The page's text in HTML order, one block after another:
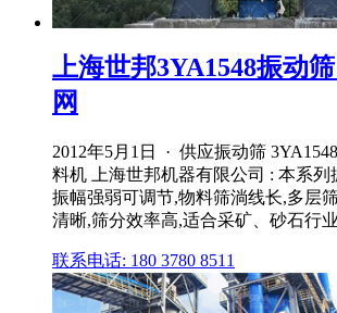
上海世邦3YA1548振动
网
2012年5月1日 · 供应振动筛
料机 上海世邦机器有限公司 : 本系列
振幅强弱可调节,物料筛淌线长,多层
清晰,筛分效率高,适合采矿、砂石行业
联系电话: 180 3780 8511